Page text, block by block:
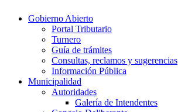
Gobierno Abierto
Portal Tributario
Turnero
Guía de trámites
Consultas, reclamos y sugerencias
Información Pública
Municipalidad
Autoridades
Galería de Intendentes